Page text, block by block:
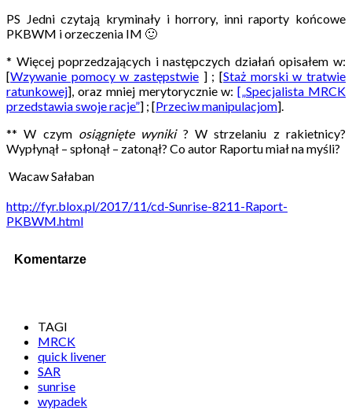
PS
Jedni czytają kryminały i horrory, inni raporty końcowe
PKBWM i orzeczenia IM 🙂
* Więcej poprzedzających i następczych działań opisałem w:
[Wzywanie pomocy w zastępstwie ] ; [Staż morski w tratwie
ratunkowej], oraz mniej merytorycznie w:[„Specjalista MRCK
przedstawia swoje racje”] ; [Przeciw manipulacjom].
**W czym osiągnięte wyniki ? W strzelaniu z rakietnicy?
Wypłynął – spłonął – zatonął? Co autor Raportu miał na myśli?
Wacaw Sałaban
http://fyr.blox.pl/2017/11/cd-Sunrise-8211-Raport-
PKBWM.html
Komentarze
TAGI
MRCK
quick livener
SAR
sunrise
wypadek